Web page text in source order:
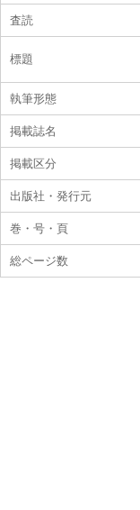
査読
標題
執筆形態
掲載誌名
掲載区分
出版社・発行元
巻・号・頁
総ページ数